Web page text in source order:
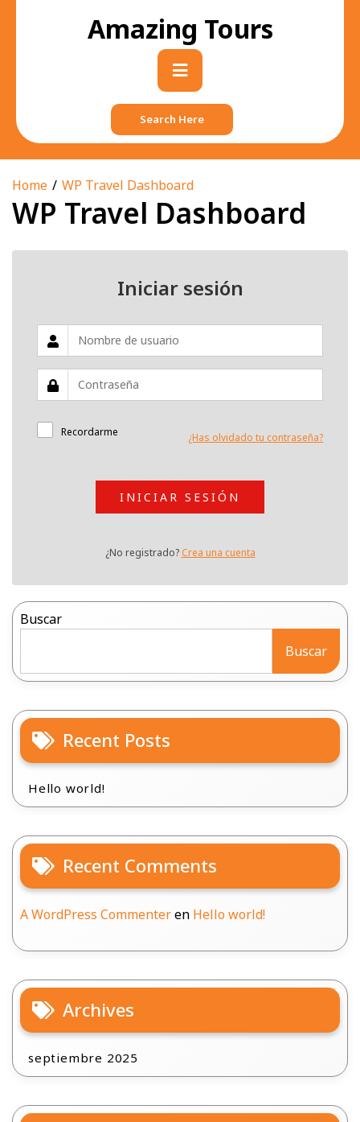
Amazing Tours
Primary
Menu
Search Here
Home WP Travel Dashboard
WP Travel Dashboard
Iniciar sesión
Recordarme ¿Has olvidado tu contraseña?
INICIAR SESIÓN
¿No registrado? Crea una cuenta
Buscar
Buscar
Recent Posts
Hello world!
Recent Comments
A WordPress Commenteren Hello world!
Archives
septiembre 2025